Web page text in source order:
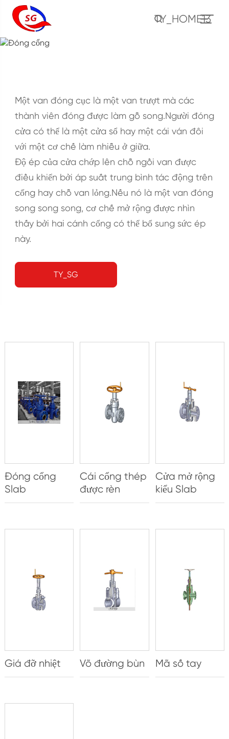
TY_HOME13
Đóng cổng
Một van đóng cục là một van trượt mà các
thành viên đóng được làm gỗ song.Người đóng
cửa có thể là một cửa sổ hay một cái ván đôi
với một cơ chế làm nhiễu ở giữa.
Độ ép của cửa chớp lên chỗ ngồi van được
điều khiển bởi áp suất trung bình tác động trên
cổng hay chỗ van lỏng.Nếu nó là một van đóng
song song song, cơ chế mở rộng được nhìn
thấy bởi hai cánh cổng có thể bổ sung sức ép
này.
TY_SG
Đóng cổng
Slab
Cái cổng thép
được rèn
Cửa mở rộng
kiểu Slab
Giá đỡ nhiệt Võ đường bùn Mã số tay